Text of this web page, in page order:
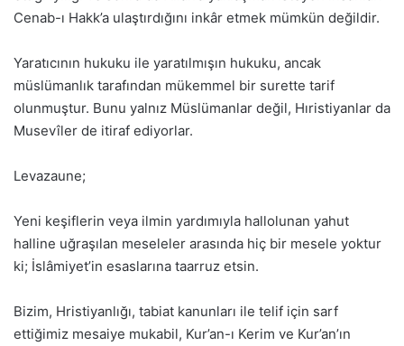
Cenab-ı Hakk’a ulaştırdığını inkâr etmek mümkün değildir.
Yaratıcının hukuku ile yaratılmışın hukuku, ancak
müslümanlık tarafından mükemmel bir surette tarif
olunmuştur. Bunu yalnız Müslümanlar değil, Hıristiyanlar da
Musevîler de itiraf ediyorlar.
Levazaune;
Yeni keşiflerin veya ilmin yardımıyla hallolunan yahut
halline uğraşılan meseleler arasında hiç bir mesele yoktur
ki; İslâmiyet’in esaslarına taarruz etsin.
Bizim, Hristiyanlığı, tabiat kanunları ile telif için sarf
ettiğimiz mesaiye mukabil, Kur’an-ı Kerim ve Kur’an’ın